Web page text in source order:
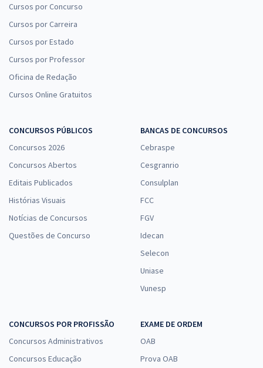
Cursos por Concurso
Cursos por Carreira
Cursos por Estado
Cursos por Professor
Oficina de Redação
Cursos Online Gratuitos
CONCURSOS PÚBLICOS
Concursos 2026
Concursos Abertos
Editais Publicados
Histórias Visuais
Notícias de Concursos
Questões de Concurso
BANCAS DE CONCURSOS
Cebraspe
Cesgranrio
Consulplan
FCC
FGV
Idecan
Selecon
Uniase
Vunesp
CONCURSOS POR PROFISSÃO
Concursos Administrativos
Concursos Educação
EXAME DE ORDEM
OAB
Prova OAB